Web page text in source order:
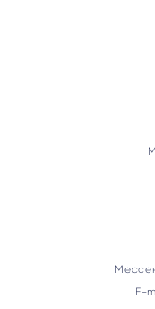
E-